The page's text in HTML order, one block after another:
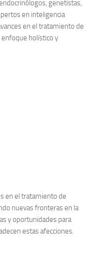
genetistas,
en inteligencia
en el tratamiento de
holístico y
en el tratamiento de
nuevas fronteras en la
y oportunidades para
estas afecciones.